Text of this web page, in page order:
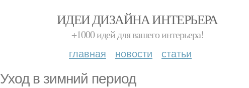
ИДЕИ ДИЗАЙНА ИНТЕРЬЕРА
+1000 идей для вашего интерьера!
главная новости статьи
Уход в зимний период